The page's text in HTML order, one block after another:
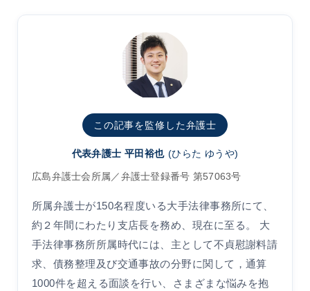
この記事を監修した弁護士
代表弁護士 平田裕也 (ひらた ゆうや)
広島弁護士会所属／弁護士登録番号 第57063号
所属弁護士が150名程度いる大手法律事務所にて、
約２年間にわたり支店長を務め、現在に至る。 大
手法律事務所所属時代には、主として不貞慰謝料請
求、債務整理及び交通事故の分野に関して，通算
1000件を超える面談を行い、さまざまな悩みを抱